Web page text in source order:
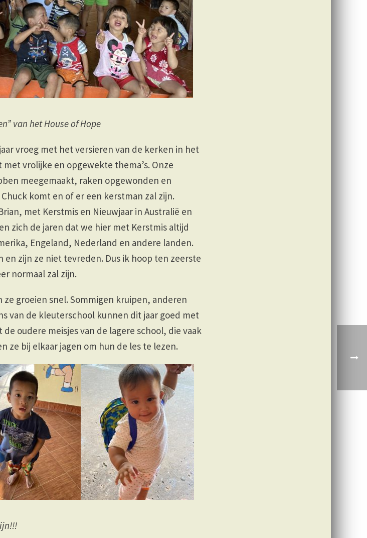
van het House of Hope
vroeg met het versieren van de kerken in het
vrolijke en opgewekte thema’s. Onze
meegemaakt, raken opgewonden en
komt en of er een kerstman zal zijn.
met Kerstmis en Nieuwjaar in Australië en
zich de jaren dat we hier met Kerstmis altijd
Engeland, Nederland en andere landen.
en zijn ze niet tevreden. Dus ik hoop ten zeerste
normaal zal zijn.
ze groeien snel. Sommigen kruipen, anderen
van de kleuterschool kunnen dit jaar goed met
oudere meisjes van de lagere school, die vaak
ze bij elkaar jagen om hun de les te lezen.